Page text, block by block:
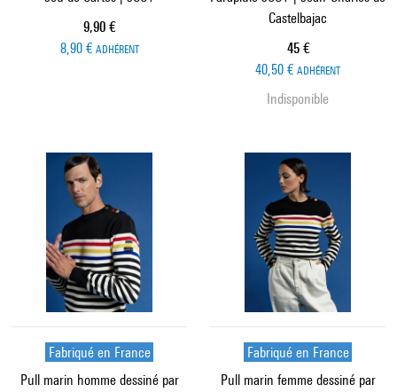
Prix ​​actuel
9,90 €
8,90 € ADHÉRENT
Castelbajac
Prix ​​actuel
45 €
40,50 € ADHÉRENT
Indisponible
Fabriqué en France
Pull marin homme dessiné par
Fabriqué en France
Pull marin femme dessiné par